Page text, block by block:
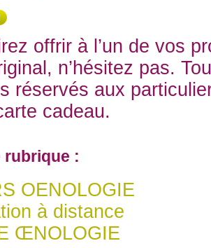
offrir à l’un de vos
n’hésitez pas.
réservés aux
cadeau.
rubrique :
OENOLOGIE
à distance
ŒNOLOGIE